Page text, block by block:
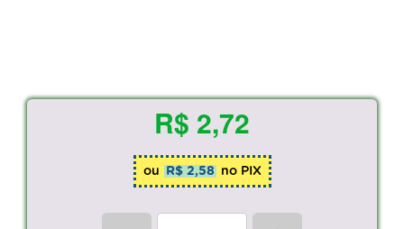
R$ 2,72
ou R$ 2,58 no PIX